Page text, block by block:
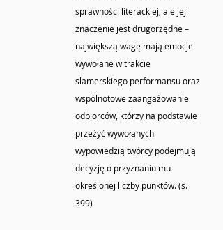
sprawności literackiej, ale jej
znaczenie jest drugorzędne –
największą wagę mają emocje
wywołane w trakcie
slamerskiego performansu oraz
wspólnotowe zaangażowanie
odbiorców, którzy na podstawie
przeżyć wywołanych
wypowiedzią twórcy podejmują
decyzję o przyznaniu mu
określonej liczby punktów. (s.
399)